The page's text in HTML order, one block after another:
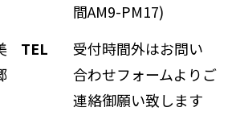
TEL
間AM9-PM17)
受付時間外はお問い
合わせフォームよりご
連絡御願い致します